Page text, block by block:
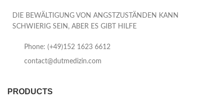
DIE BEWÄLTIGUNG VON ANGSTZUSTÄNDEN KANN
SCHWIERIG SEIN, ABER ES GIBT HILFE
Phone: (+49)152 1623 6612
contact@dutmedizin.com
PRODUCTS